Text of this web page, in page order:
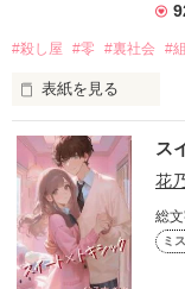
#殺し屋 #零 #裏社会 #
表紙を見る
一輪の花は儚く美し
溶けるはずのない氷
ス
花
総
ミ